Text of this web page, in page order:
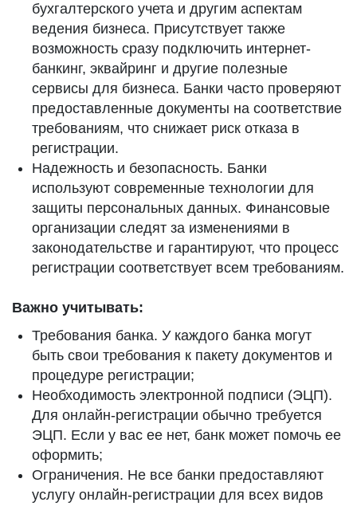
бухгалтерского учета и другим аспектам
ведения бизнеса. Присутствует также
возможность сразу подключить интернет-
банкинг, эквайринг и другие полезные
сервисы для бизнеса. Банки часто проверяют
предоставленные документы на соответствие
требованиям, что снижает риск отказа в
регистрации.
Надежность и безопасность. Банки
используют современные технологии для
защиты персональных данных. Финансовые
организации следят за изменениями в
законодательстве и гарантируют, что процесс
регистрации соответствует всем требованиям.
Важно учитывать:
Требования банка. У каждого банка могут
быть свои требования к пакету документов и
процедуре регистрации;
Необходимость электронной подписи (ЭЦП).
Для онлайн-регистрации обычно требуется
ЭЦП. Если у вас ее нет, банк может помочь ее
оформить;
Ограничения. Не все банки предоставляют
услугу онлайн-регистрации для всех видов